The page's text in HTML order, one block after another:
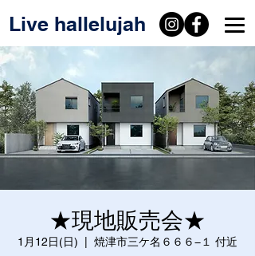
Live hallelujah
★現地販売会★
1月12日(日) 焼津市三ケ名６６６−１ 付近